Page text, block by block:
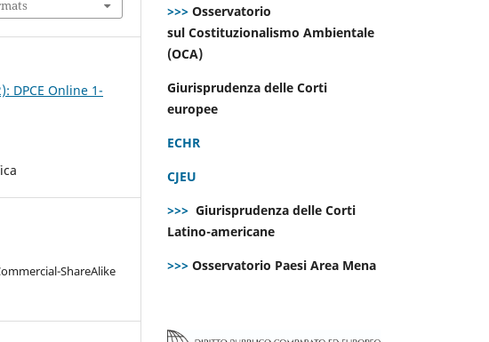
DPCE Online 1-
ShareAlike
>>> Osservatorio
sul Costituzionalismo Ambientale
(OCA)
Giurisprudenza delle Corti
europee
ECHR
CJEU
>>> Giurisprudenza delle Corti
Latino-americane
>>> Osservatorio Paesi Area Mena